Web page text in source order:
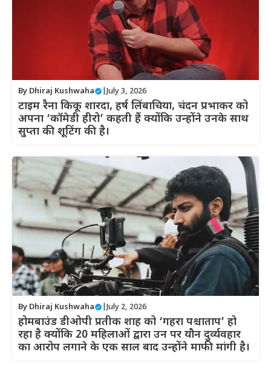
By Dhiraj Kushwaha July 3, 2026
टाइम रैना किकू शारदा, हर्ष लिंबाचिया, चंदन प्रभाकर को
अपना ‘कॉमेडी हीरो’ कहती हैं क्योंकि उन्होंने उनके साथ
सुप्ता की शूटिंग की है।
By Dhiraj Kushwaha July 2, 2026
होमबाउंड डीओपी प्रतीक शाह को ‘गहरा पश्चाताप’ हो
रहा है क्योंकि 20 महिलाओं द्वारा उन पर यौन दुर्व्यवहार
का आरोप लगाने के एक साल बाद उन्होंने माफी मांगी है।